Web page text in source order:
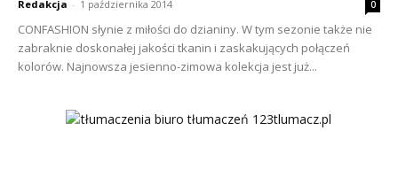
Redakcja - 1 października 2014 0
CONFASHION słynie z miłości do dzianiny. W tym sezonie także nie
zabraknie doskonałej jakości tkanin i zaskakujących połączeń
kolorów. Najnowsza jesienno-zimowa kolekcja jest już...